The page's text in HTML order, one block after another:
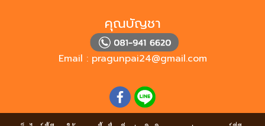
คุณบัญชา
Email : pragunpai24@gmail.com